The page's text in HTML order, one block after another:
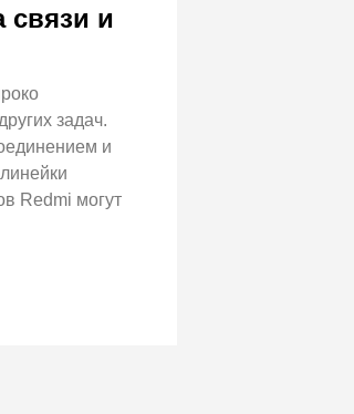
связи и
задач.
и
Redmi могут